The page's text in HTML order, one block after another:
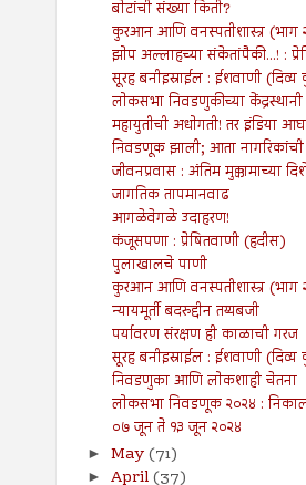
बोटांची संख्या किती?
कुरआन आणि वनस्पतीशास्त्र (भाग
झोप अल्लाहच्या संकेतांपैकी...! :
सूरह बनीइस्राईल : ईशवाणी
लोकसभा निवडणुकीच्या
महायुतीची अधोगती! तर इंडिया
निवडणूक झाली; आता नागरिकांची
जीवनप्रवास : अंतिम मुक्कामाच्या
जागतिक तापमानवाढ
आगळेवेगळे उदाहरण!
कंजूसपणा : प्रेषितवाणी (हदीस)
पुलाखालचे पाणी
कुरआन आणि वनस्पतीशास्त्र (भाग
न्यायमूर्ती बदरुद्दीन तय्यबजी
पर्यावरण संरक्षण ही काळाची गरज
सूरह बनीइस्राईल : ईशवाणी
निवडणुका आणि लोकशाही चेतना
लोकसभा निवडणूक २०२४ :
०७ जून ते १३ जून २०२४
► May(71)
► April(37)